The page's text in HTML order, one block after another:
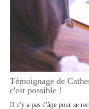
Témoignage de
c'est possible !
Il n'y a pas d'âge pour se